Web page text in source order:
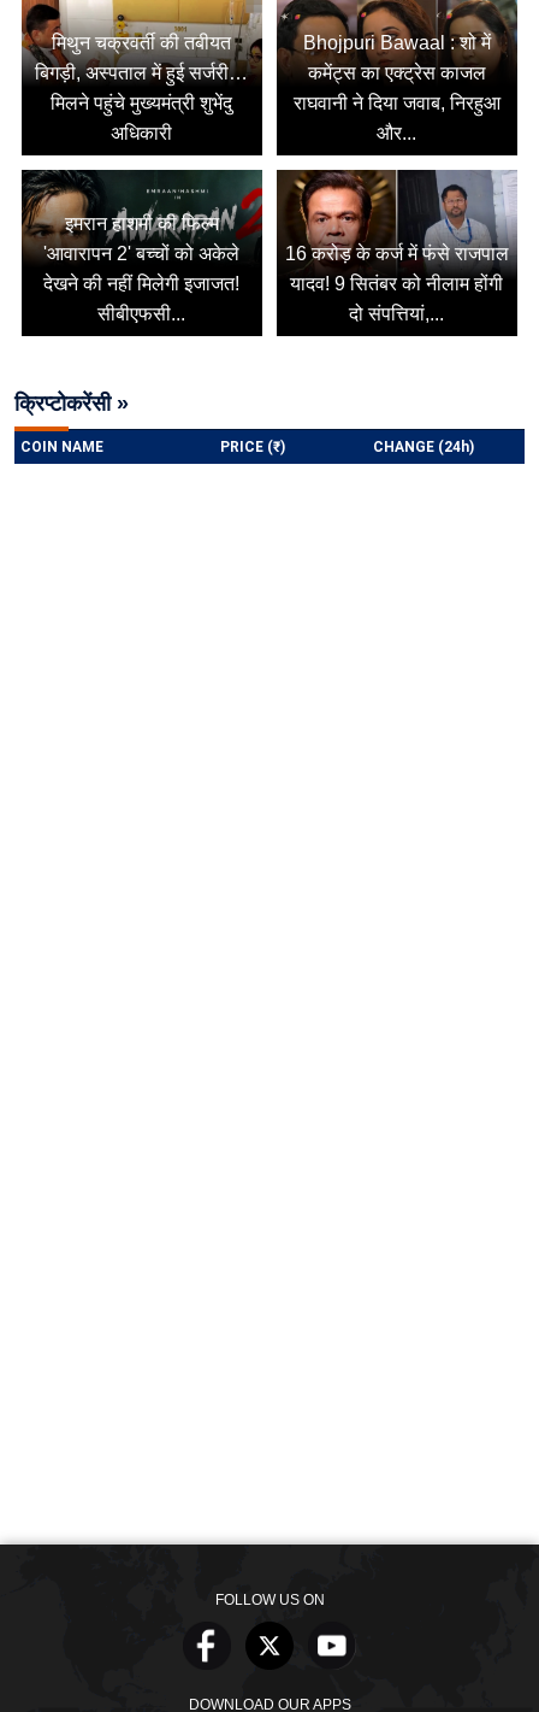
मिथुन चक्रवर्ती की तबीयत
बिगड़ी, अस्पताल में हुई सर्जरी…
मिलने पहुंचे मुख्यमंत्री शुभेंदु
अधिकारी
Bhojpuri Bawaal : शो में
कमेंट्स का एक्ट्रेस काजल
राघवानी ने दिया जवाब, निरहुआ
और...
इमरान हाशमी की फिल्म
'आवारापन 2' बच्चों को अकेले
देखने की नहीं मिलेगी इजाजत!
सीबीएफसी...
16 करोड़ के कर्ज में फंसे राजपाल
यादव! 9 सितंबर को नीलाम होंगी
दो संपत्तियां,...
क्रिप्टोकरेंसी »
FOLLOW US ON
DOWNLOAD OUR APPS